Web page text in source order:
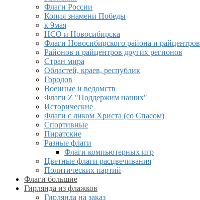
Флаги России
Копия знамени Победы
к 9мая
НСО и Новосибирска
Флаги Новосибирского района и райцентров
Районов и райцентров других регионов
Стран мира
Областей, краев, республик
Городов
Военные и ведомств
Флаги Z "Поддержим наших"
Исторические
Флаги с ликом Христа (со Спасом)
Спортивные
Пиратские
Разные флаги
Флаги компьютерных игр
Цветные флаги расцвечивания
Политических партий
Флаги большие
Гирлянда из флажков
Гирлянда на заказ